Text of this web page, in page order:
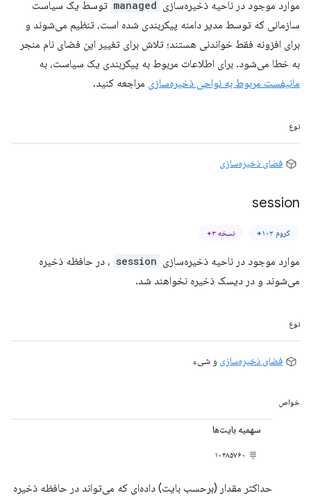
موارد موجود در ناحیه ذخیره‌سازی managed توسط یک سیاست
سازمانی که توسط مدیر دامنه پیکربندی شده است، تنظیم می‌شوند و
برای افزونه فقط خواندنی هستند؛ تلاش برای تغییر این فضای نام منجر
به خطا می‌شود. برای اطلاعات مربوط به پیکربندی یک سیاست، به
مانیفست مربوط به نواحی ذخیره‌سازی مراجعه کنید.
نوع
فضای ذخیره‌سازی
session
کروم ۱۰۲+ نسخه ۳+
موارد موجود در ناحیه ذخیره‌سازی session ، در حافظه ذخیره
می‌شوند و در دیسک ذخیره نخواهند شد.
نوع
فضای ذخیره‌سازی و شیء
خواص
سهمیه بایت‌ها
۱۰۴۸۵۷۶۰
حداکثر مقدار (برحسب بایت) داده‌ای که می‌تواند در حافظه ذخیره